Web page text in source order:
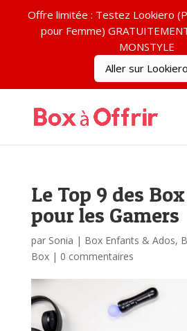
Le Top 9 des
pour les Gamers
par Sonia | Box Enfants & Ados,
Box| 0 commentaires
Offre limitée : Testez Lookiero
pour Femme)
MONSTYLE
Aller sur Lookiero